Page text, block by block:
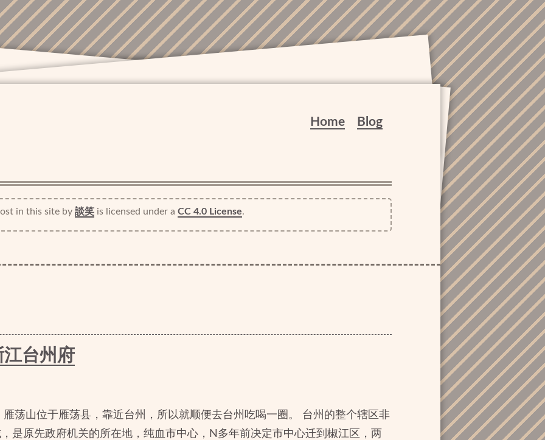
Home Blog
in this site by 談笑 is licensed under a CC 4.0 License.
台州府
荡山位于雁荡县，靠近台州，所以就顺便去台州吃喝一圈。 台州的整个辖区非
是原先政府机关的所在地，纯血市中心，N多年前决定市中心迁到椒江区，两